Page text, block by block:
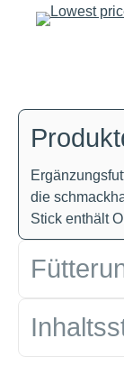
die
Stick enthält